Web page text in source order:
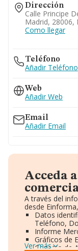
Dirección
Calle Principe
Madrid, 28006,
Como llegar
Teléfono
Añadir Teléfono
Web
Añadir Web
Email
Añadir Email
Acceda
A través del
desde
Datos
Teléfono,
Informe
Gráficos de
Consejo de
Ver más